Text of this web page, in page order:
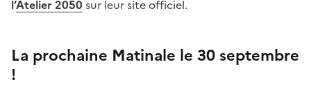
l’Atelier 2050 sur leur site officiel.
La prochaine Matinale le 30 septembre
!